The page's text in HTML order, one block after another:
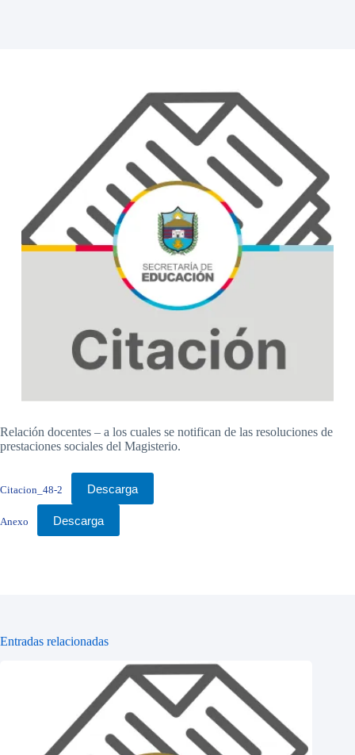
Relación docentes – a los cuales se notifican de las resoluciones de
prestaciones sociales del Magisterio.
Citacion_48-2 Descarga
Anexo Descarga
Entradas relacionadas